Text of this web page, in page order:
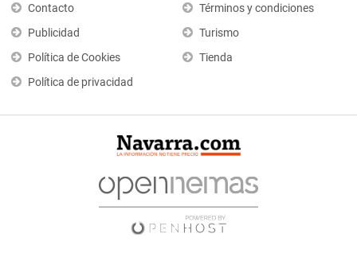
Contacto
Publicidad
Política de Cookies
Política de privacidad
Términos y condiciones
Turismo
Tienda